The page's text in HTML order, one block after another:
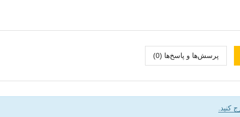
پرسش‌ها و پاسخ‌ها (0)
کنید.